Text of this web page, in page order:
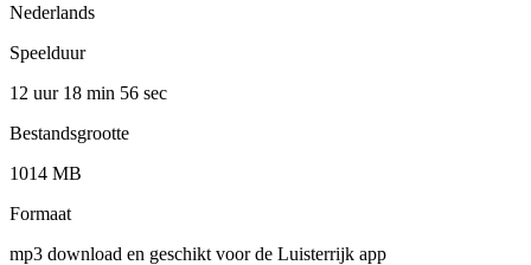
Nederlands
Speelduur
12 uur 18 min 56 sec
Bestandsgrootte
1014 MB
Formaat
mp3 download en geschikt voor de Luisterrijk app